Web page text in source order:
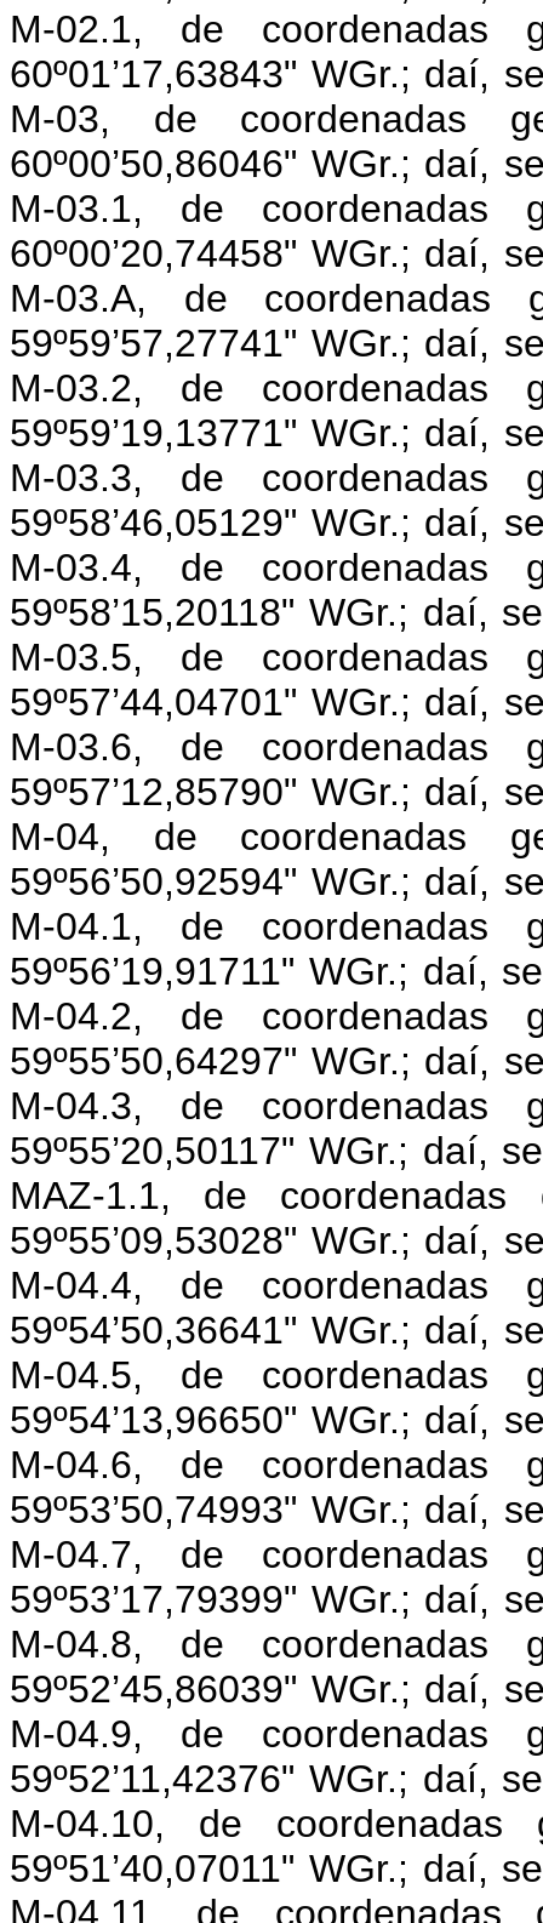
M-02.1, de coordenadas
60º01’17,63843" WGr.; daí,
M-03, de coordenadas
60º00’50,86046" WGr.; daí,
M-03.1, de coordenadas
60º00’20,74458" WGr.; daí,
M-03.A, de coordenadas
59º59’57,27741" WGr.; daí,
M-03.2, de coordenadas
59º59’19,13771" WGr.; daí,
M-03.3, de coordenadas
59º58’46,05129" WGr.; daí,
M-03.4, de coordenadas
59º58’15,20118" WGr.; daí,
M-03.5, de coordenadas
59º57’44,04701" WGr.; daí,
M-03.6, de coordenadas
59º57’12,85790" WGr.; daí,
M-04, de coordenadas
59º56’50,92594" WGr.; daí,
M-04.1, de coordenadas
59º56’19,91711" WGr.; daí,
M-04.2, de coordenadas
59º55’50,64297" WGr.; daí,
M-04.3, de coordenadas
59º55’20,50117" WGr.; daí,
MAZ-1.1, de coordenadas
59º55’09,53028" WGr.; daí,
M-04.4, de coordenadas
59º54’50,36641" WGr.; daí,
M-04.5, de coordenadas
59º54’13,96650" WGr.; daí,
M-04.6, de coordenadas
59º53’50,74993" WGr.; daí,
M-04.7, de coordenadas
59º53’17,79399" WGr.; daí,
M-04.8, de coordenadas
59º52’45,86039" WGr.; daí,
M-04.9, de coordenadas
59º52’11,42376" WGr.; daí,
M-04.10, de coordenadas
59º51’40,07011" WGr.; daí,
M-04.11, de coordenadas